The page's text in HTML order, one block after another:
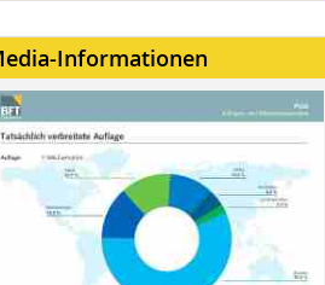
Informationen